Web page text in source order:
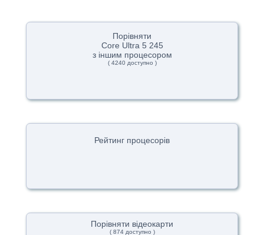
Порівняти
Core Ultra 5 245
з іншим процесором
( 4240 доступно )
Рейтинг процесорів
Порівняти відеокарти
( 874 доступно )